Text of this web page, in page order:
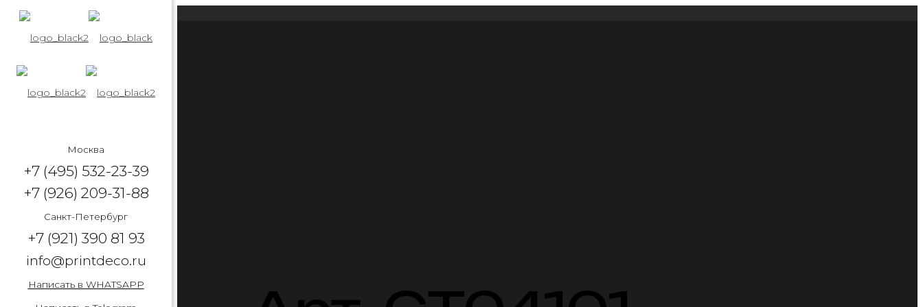
Москва
+7 (495) 532-23-39
+7 (926) 209-31-88
Санкт-Петербург
+7 (921) 390 81 93
info@printdeco.ru
Написать в WHATSAPP